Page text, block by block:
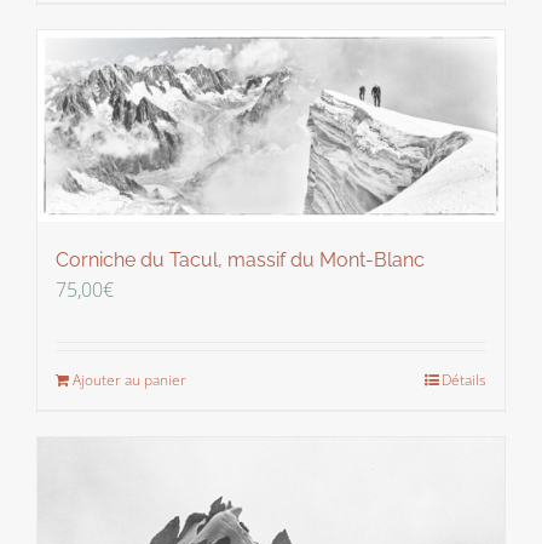
Corniche du Tacul, massif du Mont-Blanc
75,00€
Ajouter au panier Détails